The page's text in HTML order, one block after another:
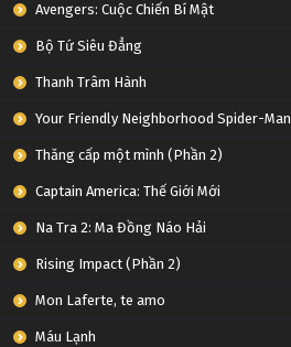
Avengers: Cuộc Chiến Bí Mật
Bộ Tứ Siêu Đẳng
Thanh Trâm Hành
Your Friendly Neighborhood Spider-Man
Thăng cấp một mình (Phần 2)
Captain America: Thế Giới Mới
Na Tra 2: Ma Đồng Náo Hải
Rising Impact (Phần 2)
Mon Laferte, te amo
Máu Lạnh